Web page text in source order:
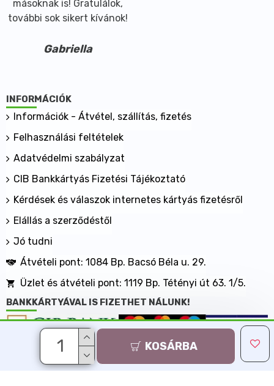
KOSÁRBA
másoknak is! Gratulálok,
további sok sikert kívánok!
Gabriella
INFORMÁCIÓK
Információk - Átvétel, szállítás, fizetés
Felhasználási feltételek
Adatvédelmi szabályzat
CIB Bankkártyás Fizetési Tájékoztató
Kérdések és válaszok internetes kártyás fizetésről
Elállás a szerződéstől
Jó tudni
Átvételi pont: 1084 Bp. Bacsó Béla u. 29.
Üzlet és átvételi pont: 1119 Bp. Tétényi út 63. 1/5.
BANKKÁRTYÁVAL IS FIZETHET NÁLUNK!
Minden jog fenntartva, MaxShopping Kft. 2013-2026
Árukereső.hu